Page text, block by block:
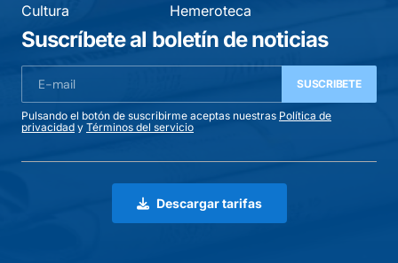
Cultura
Hemeroteca
Suscríbete al boletín de noticias
SUSCRIBETE
Pulsando el botón de suscribirme aceptas nuestras Política de
privacidad y Términos del servicio
Descargar tarifas